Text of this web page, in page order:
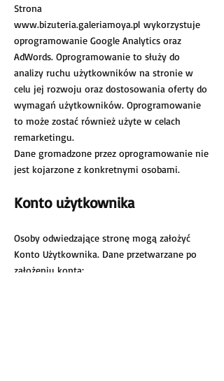
Strona
www.bizuteria.galeriamoya.pl wykorzystuje
oprogramowanie Google Analytics oraz
AdWords. Oprogramowanie to służy do
analizy ruchu użytkowników na stronie w
celu jej rozwoju oraz dostosowania oferty do
wymagań użytkowników. Oprogramowanie
to może zostać również użyte w celach
remarketingu.
Dane gromadzone przez oprogramowanie nie
jest kojarzone z konkretnymi osobami.
Konto użytkownika
Osoby odwiedzające stronę mogą założyć
Konto Użytkownika. Dane przetwarzane po
założeniu konta: